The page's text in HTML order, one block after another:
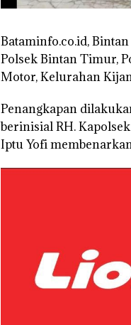
Bataminfo.co.id,
Polsek Bintan Timur,
Motor, Kelurahan
Penangkapan
berinisial RH.
Iptu Yofi